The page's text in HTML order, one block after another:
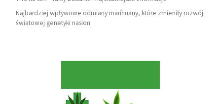
Najbardziej wpływowe odmiany marihuany, które zmieniły rozwój
światowej genetyki nasion